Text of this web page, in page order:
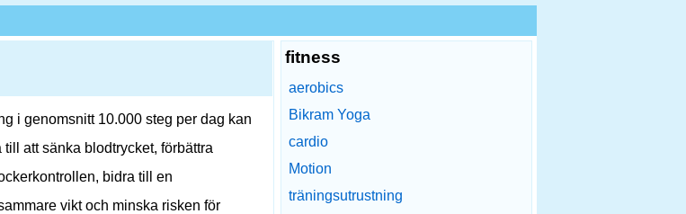
i genomsnitt 10.000 steg per dag kan
till att sänka blodtrycket, förbättra
bidra till en
vikt och minska risken för
fitness
aerobics
Bikram Yoga
cardio
Motion
träningsutrustning